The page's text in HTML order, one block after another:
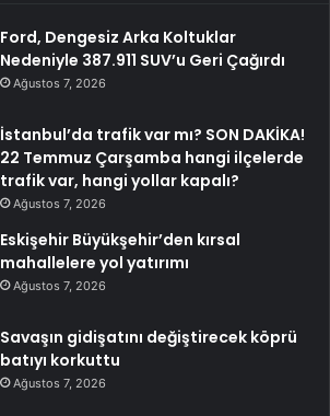
Ford, Dengesiz Arka Koltuklar
Nedeniyle 387.911 SUV’u Geri Çağırdı
Ağustos 7, 2026
İstanbul’da trafik var mı? SON DAKİKA!
22 Temmuz Çarşamba hangi ilçelerde
trafik var, hangi yollar kapalı?
Ağustos 7, 2026
Eskişehir Büyükşehir’den kırsal
mahallelere yol yatırımı
Ağustos 7, 2026
Savaşın gidişatını değiştirecek köprü
batıyı korkuttu
Ağustos 7, 2026